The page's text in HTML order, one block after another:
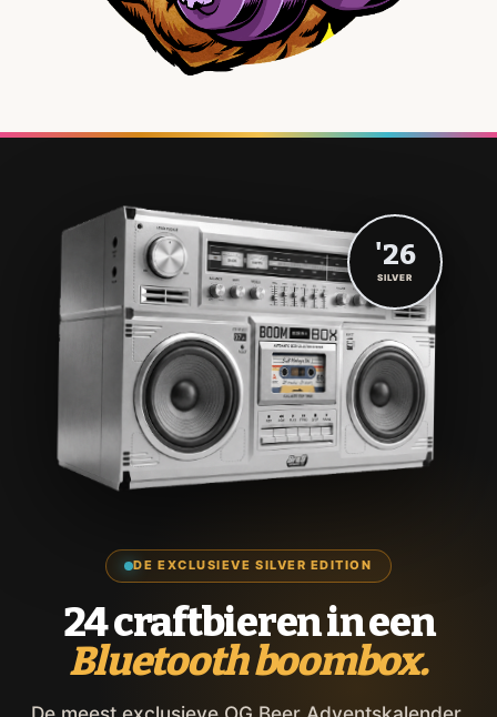
DE EXCLUSIEVE SILVER EDITION
24 craftbieren in een
Bluetooth boombox.
'26
SILVER